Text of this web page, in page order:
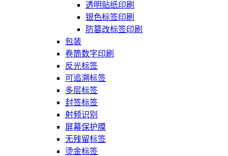
透明贴纸印刷
银色标签印刷
防篡改标签印刷
包装
卷筒数字印刷
反光标签
可追溯标签
多层标签
封签标签
射频识别
屏幕保护膜
无残留标签
烫金标签